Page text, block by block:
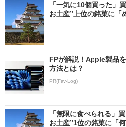
「一気に10個買った」
お土産”上位の銘菓に「
FPが解説！Apple製品
方法とは？
PR(Fav-Log)
「無限に食べられる」
お土産”1位の銘菓に「